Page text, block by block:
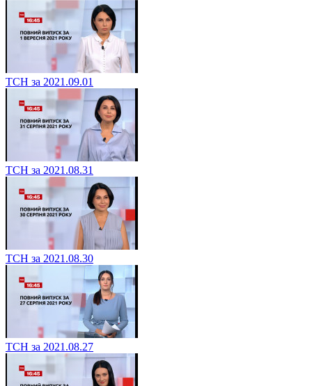
ТСН за 2021.09.01
ТСН за 2021.08.31
ТСН за 2021.08.30
ТСН за 2021.08.27